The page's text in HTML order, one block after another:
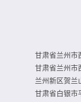
甘肃省兰州市
甘肃省兰州市
兰州新区贺兰
甘肃省白银市